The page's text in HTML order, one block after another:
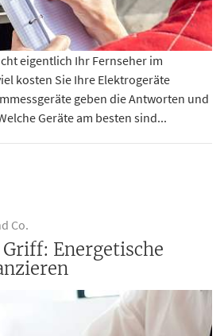
eigentlich Ihr Fernseher im
kosten Sie Ihre Elektrogeräte
geben die Antworten und
Geräte am besten sind...
Co.
Energetische